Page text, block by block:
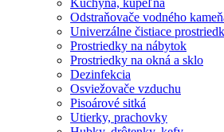
Kuchyňa, kúpeľňa
Odstraňovače vodného
Univerzálne čistiace
Prostriedky na nábytok
Prostriedky na okná a sklo
Dezinfekcia
Osviežovače vzduchu
Pisoárové sitká
Utierky, prachovky